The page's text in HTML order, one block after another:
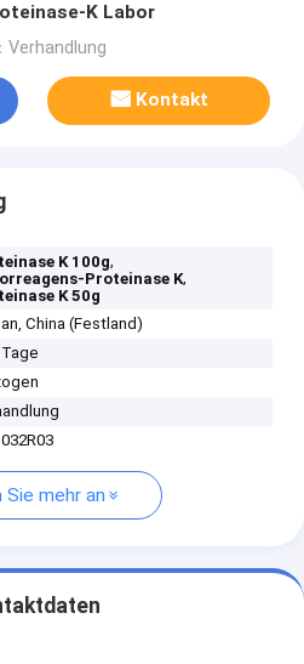
K Labor
Verhandlung
Kontakt
K 100g,
Proteinase K,
K 50g
China (Festland)
Sie mehr an